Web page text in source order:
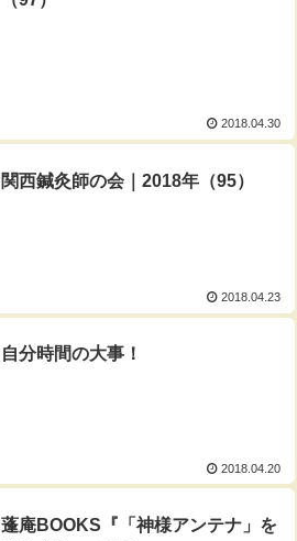
2018.04.30
関西鍼灸師の会｜2018年（95）
2018.04.23
自分時間の大事！
2018.04.20
蓬庵BOOKS『「神様アンテナ」を